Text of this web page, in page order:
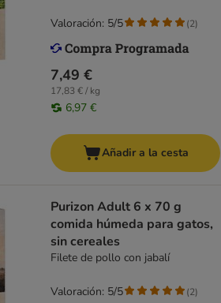
7,49 €
17,83 € / kg
6,97 €
Valoración: 5/5 (2)
Añadir a la cesta
Purizon Adult 6 x 70 g
comida húmeda para gatos,
sin cereales
Filete de pollo con jabalí
Valoración: 5/5 (2)